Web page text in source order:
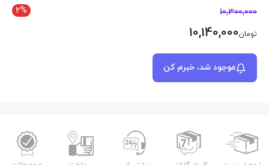
2% 10,300,000
تومان10,140,000
موجود شد، خبرم کن